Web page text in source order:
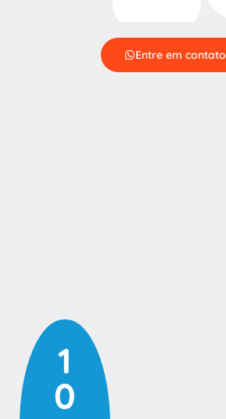
1
0
Entre em contato